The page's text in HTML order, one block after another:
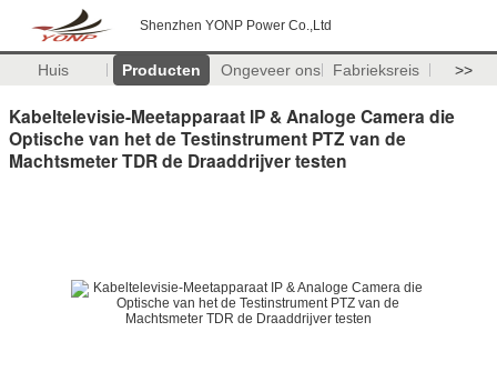
Shenzhen YONP Power Co.,Ltd
Huis Producten Ongeveer ons Fabrieksreis >>
Kabeltelevisie-Meetapparaat IP & Analoge Camera die
Optische van het de Testinstrument PTZ van de
Machtsmeter TDR de Draaddrijver testen